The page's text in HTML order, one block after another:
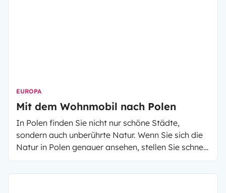
EUROPA
Mit dem Wohnmobil nach Polen
In Polen finden Sie nicht nur schöne Städte,
sondern auch unberührte Natur. Wenn Sie sich die
Natur in Polen genauer ansehen, stellen Sie schnell
fest, dass es dort sowohl schöne Gebirge,